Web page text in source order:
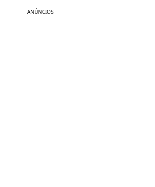
ANÚNCIOS